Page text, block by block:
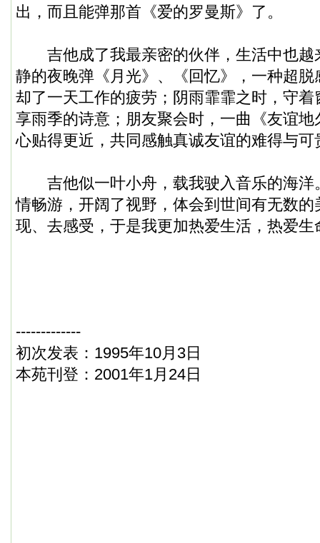
出，而且能弹那首《爱的罗曼斯》了。
吉他成了我最亲密的伙伴，生活中也越
静的夜晚弹《月光》、《回忆》，一种超
却了一天工作的疲劳；阴雨霏霏之时，守
享雨季的诗意；朋友聚会时，一曲《友谊
心贴得更近，共同感触真诚友谊的难得与
吉他似一叶小舟，载我驶入音乐的海洋
情畅游，开阔了视野，体会到世间有无数
现、去感受，于是我更加热爱生活，热爱生
-------------
初次发表：1995年10月3日
本苑刊登：2001年1月24日